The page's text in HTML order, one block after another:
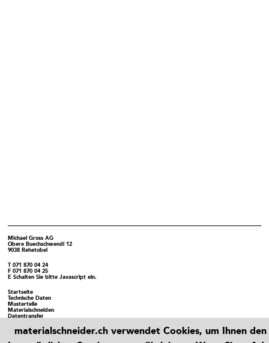
Michael Gross AG
Obere Buechschwendi 12
9038 Rehetobel
T071 870 04 24
F 071 870 04 25
E Schalten Sie bitte Javascript ein.
Startseite
Technische Daten
Musterteile
Materialschneiden
Datentransfer
materialschneider.ch verwendet Cookies, um Ihnen den